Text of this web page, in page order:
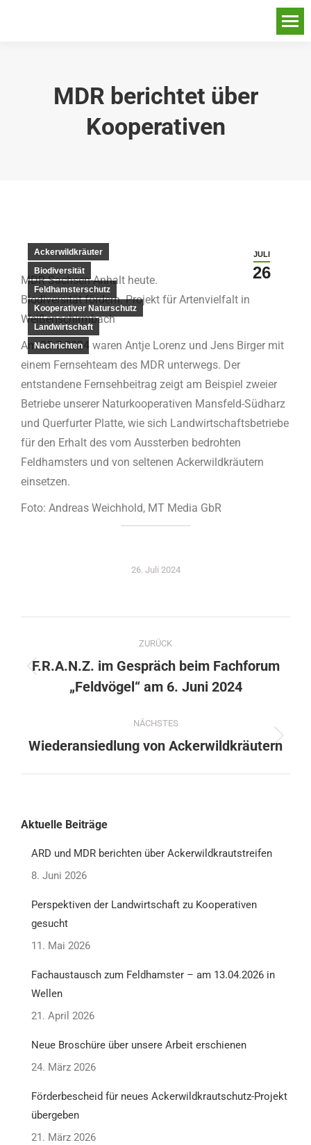
MDR berichtet über
Kooperativen
JULI
26
Ackerwildkräuter
Biodiversität
Feldhamsterschutz
Kooperativer Naturschutz
Landwirtschaft
Nachrichten
MDR Sachsen-Anhalt heute.
Biodiversität fördern. Projekt für Artenvielfalt in
Weißenschirmbach
Am 25.7.2024 waren Antje Lorenz und Jens Birger mit
einem Fernsehteam des MDR unterwegs. Der
entstandene Fernsehbeitrag zeigt am Beispiel zweier
Betriebe unserer Naturkooperativen Mansfeld-Südharz
und Querfurter Platte, wie sich Landwirtschaftsbetriebe
für den Erhalt des vom Aussterben bedrohten
Feldhamsters und von seltenen Ackerwildkräutern
einsetzen.
Foto: Andreas Weichhold, MT Media GbR
26. Juli 2024
ZURÜCK
F.R.A.N.Z. im Gespräch beim Fachforum
„Feldvögel“ am 6. Juni 2024
NÄCHSTES
Wiederansiedlung von Ackerwildkräutern
Aktuelle Beiträge
ARD und MDR berichten über Ackerwildkrautstreifen
8. Juni 2026
Perspektiven der Landwirtschaft zu Kooperativen
gesucht
11. Mai 2026
Fachaustausch zum Feldhamster – am 13.04.2026 in
Wellen
21. April 2026
Neue Broschüre über unsere Arbeit erschienen
24. März 2026
Förderbescheid für neues Ackerwildkrautschutz-Projekt
übergeben
21. März 2026